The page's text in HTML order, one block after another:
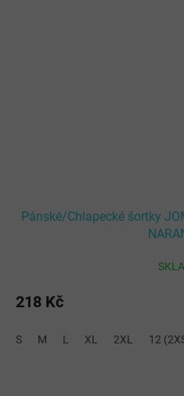
Pánské/Chlapecké šortky
218 Kč
S M L XL 2XL 12